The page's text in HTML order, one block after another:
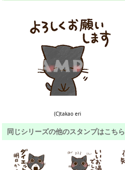
(C)takao eri
同じシリーズの他のスタンプはこちら